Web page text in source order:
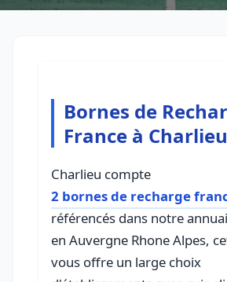
Bornes de
France à Charlieu
Charlieu compte
2 bornes de recharge
référencés dans notre
en Auvergne Rhone Alpes,
vous offre un large choix